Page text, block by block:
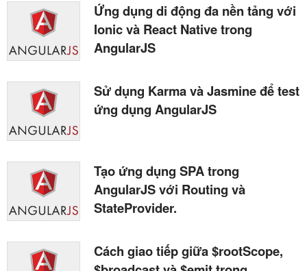
Ứng dụng di động đa nền tảng với
Ionic và React Native trong
AngularJS
Sử dụng Karma và Jasmine để test
ứng dụng AngularJS
Tạo ứng dụng SPA trong
AngularJS với Routing và
StateProvider.
Cách giao tiếp giữa $rootScope,